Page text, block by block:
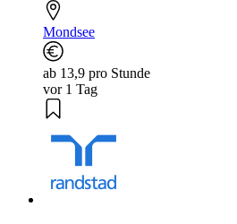
Mondsee
ab 13,9 pro Stunde
vor 1 Tag